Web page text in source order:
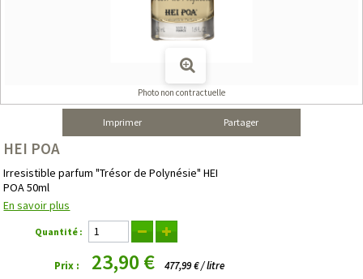
Photo non contractuelle
Imprimer Partager
HEI POA
Irresistible parfum "Trésor de Polynésie" HEI
POA 50ml
En savoir plus
Quantité :
Prix : 23,90 € 477,99 € / litre